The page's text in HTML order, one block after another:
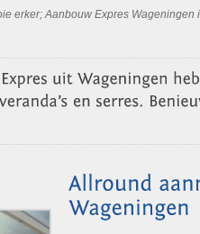
erker; Aanbouw Expres Wageningen